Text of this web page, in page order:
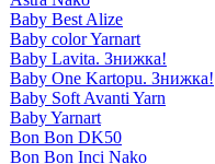
Baby Best Alize
Baby color Yarnart
Baby Lavita. Знижка!
Baby One Kartopu. Знижка!
Baby Soft Avanti Yarn
Baby Yarnart
Bon Bon DK50
Bon Bon Inci Nako